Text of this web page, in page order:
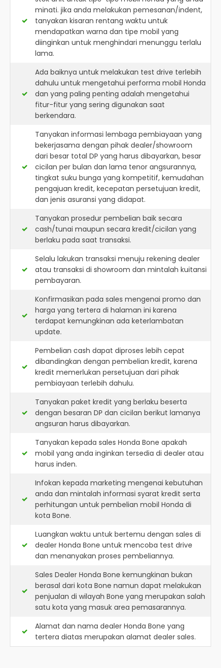
minati. jika anda melakukan pemesanan/indent,
tanyakan kisaran rentang waktu untuk
mendapatkan warna dan tipe mobil yang
diinginkan untuk menghindari menunggu terlalu
lama.
Ada baiknya untuk melakukan test drive terlebih
dahulu untuk mengetahui performa mobil Honda
dan yang paling penting adalah mengetahui
fitur-fitur yang sering digunakan saat
berkendara.
Tanyakan informasi lembaga pembiayaan yang
bekerjasama dengan pihak dealer/showroom
dari besar total DP yang harus dibayarkan, besar
cicilan per bulan dan lama tenor angsurannya,
tingkat suku bunga yang kompetitif, kemudahan
pengajuan kredit, kecepatan persetujuan kredit,
dan jenis asuransi yang didapat.
Tanyakan prosedur pembelian baik secara
cash/tunai maupun secara kredit/cicilan yang
berlaku pada saat transaksi.
Selalu lakukan transaksi menuju rekening dealer
atau transaksi di showroom dan mintalah kuitansi
pembayaran.
Konfirmasikan pada sales mengenai promo dan
harga yang tertera di halaman ini karena
terdapat kemungkinan ada keterlambatan
update.
Pembelian cash dapat diproses lebih cepat
dibandingkan dengan pembelian kredit, karena
kredit memerlukan persetujuan dari pihak
pembiayaan terlebih dahulu.
Tanyakan paket kredit yang berlaku beserta
dengan besaran DP dan cicilan berikut lamanya
angsuran harus dibayarkan.
Tanyakan kepada sales Honda Bone apakah
mobil yang anda inginkan tersedia di dealer atau
harus inden.
Infokan kepada marketing mengenai kebutuhan
anda dan mintalah informasi syarat kredit serta
perhitungan untuk pembelian mobil Honda di
kota Bone.
Luangkan waktu untuk bertemu dengan sales di
dealer Honda Bone untuk mencoba test drive
dan menanyakan proses pembeliannya.
Sales Dealer Honda Bone kemungkinan bukan
berasal dari kota Bone namun dapat melakukan
penjualan di wilayah Bone yang merupakan salah
satu kota yang masuk area pemasarannya.
Alamat dan nama dealer Honda Bone yang
tertera diatas merupakan alamat dealer sales.